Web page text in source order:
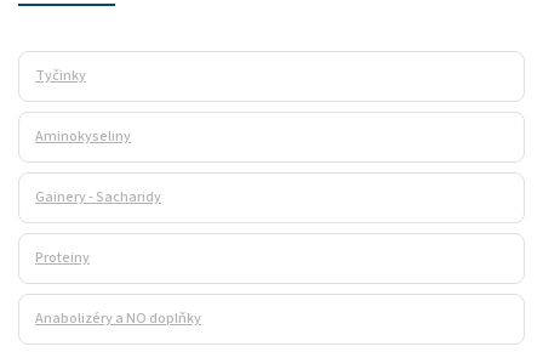
Tyčinky
Aminokyseliny
Gainery - Sacharidy
Proteiny
Anabolizéry a NO doplňky